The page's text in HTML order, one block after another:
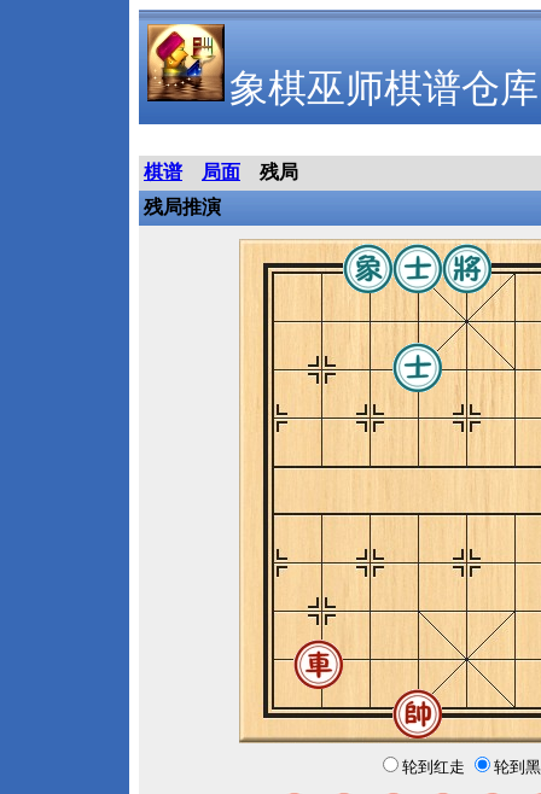
象棋巫师棋谱仓库
棋谱 局面
残局
残局推演
轮到红走 轮到